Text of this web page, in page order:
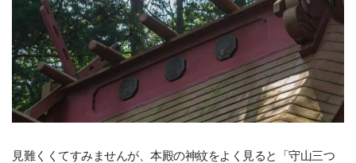
見難くくてすみませんが、本殿の神紋をよく見ると「守山三つ